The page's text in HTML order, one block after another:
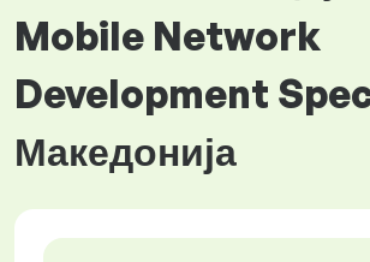
Mobile Network
Development
Македонија